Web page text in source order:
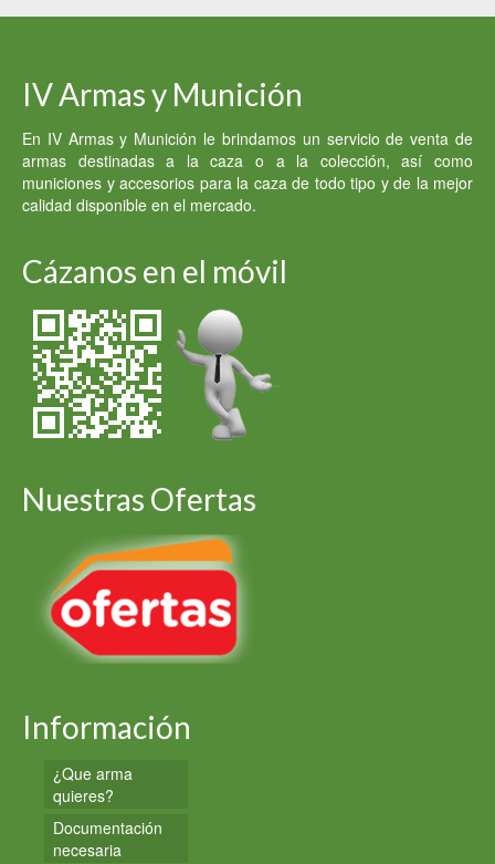
3,200.00 €.2,900.00 €.
IV Armas y Munición
En IV Armas y Munición le brindamos un servicio de venta de
armas destinadas a la caza o a la colección, así como
municiones y accesorios para la caza de todo tipo y de la mejor
calidad disponible en el mercado.
Cázanos en el móvil
Nuestras Ofertas
Información
¿Que arma
quieres?
Documentación
necesaria